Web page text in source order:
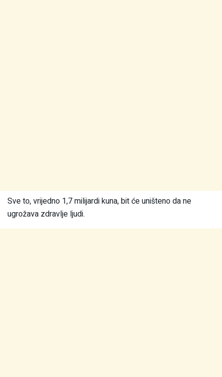
Sve to, vrijedno 1,7 milijardi kuna, bit će uništeno da ne
ugrožava zdravlje ljudi.